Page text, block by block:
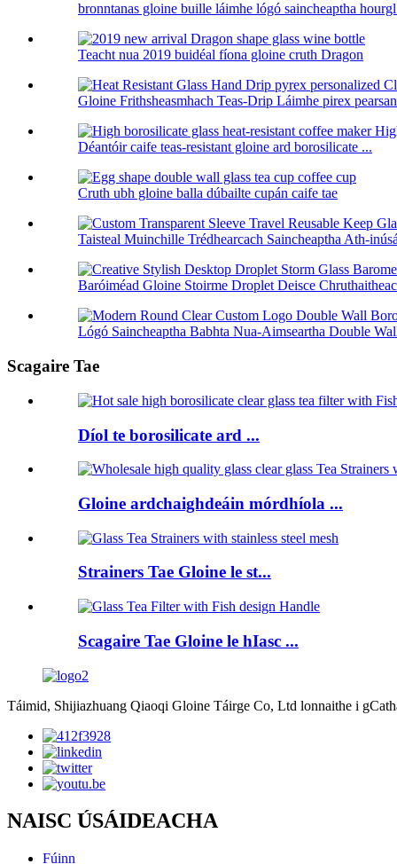
bronntanas gloine buille láimhe lógó saincheaptha
Teacht nua 2019 buidéal fíona gloine cruth Dragon
Gloine Frithsheasmhach Teas-Drip Láimhe pirex
Déantóir caife teas-resistant gloine ard borosilicate ...
Cruth ubh gloine balla dúbailte cupán caife tae
Taisteal Muinchille Trédhearcach Saincheaptha Ath-
Baróiméad Gloine Stoirme Droplet Deisce
Lógó Saincheaptha Babhta Nua-Aimseartha Double
Scagaire Tae
Díol te borosilicate ard ...
Gloine ardchaighdeáin mórdhíola ...
Strainers Tae Gloine le st...
Scagaire Tae Gloine le hIasc ...
Táimid, Shijiazhuang Qiaoqi Gloine Táirge Co, Ltd lonnaithe i
NAISC ÚSÁIDEACHA
Fúinn